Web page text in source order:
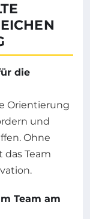
die
Orientierung
und
Ohne
Team
Team am